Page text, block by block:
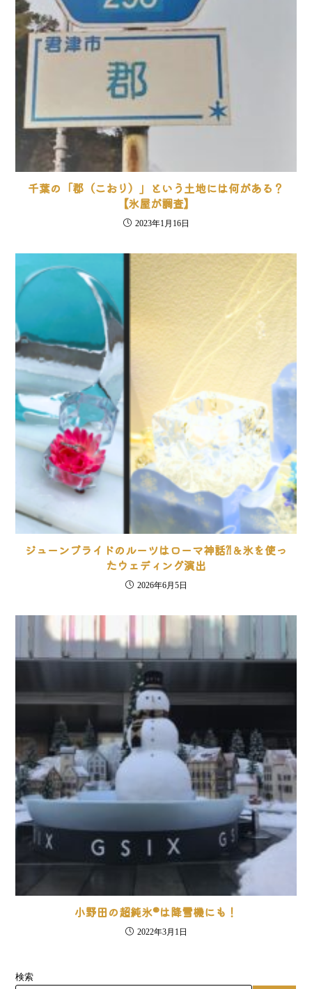
千葉の「郡（こおり）」という土地には何がある？
【氷屋が調査】
2023年1月16日
ジューンブライドのルーツはローマ神話⁈＆氷を使っ
たウェディング演出
2026年6月5日
小野田の超純氷®は降雪機にも！
2022年3月1日
検索